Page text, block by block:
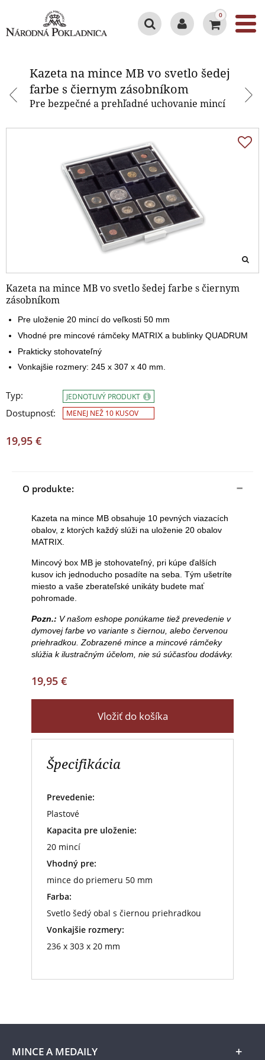
0
Kazeta na mince MB vo svetlo šedej
farbe s čiernym zásobníkom
Pre bezpečné a prehľadné uchovanie mincí
Kazeta na mince MB vo svetlo šedej farbe s čiernym
zásobníkom
Pre uloženie 20 mincí do veľkosti 50 mm
Vhodné pre mincové rámčeky MATRIX a bublinky QUADRUM
Prakticky stohovateľný
Vonkajšie rozmery: 245 x 307 x 40 mm.
Typ:
Dostupnosť:
JEDNOTLIVÝ PRODUKT
MENEJ NEŽ 10 KUSOV
19,95 €
O produkte:
Kazeta na mince MB obsahuje 10 pevných viazacích
obalov, z ktorých každý slúži na uloženie 20 obalov
MATRIX.
Mincový box MB je stohovateľný, pri kúpe ďalších
kusov ich jednoducho posadíte na seba. Tým ušetríte
miesto a vaše zberateľské unikáty budete mať
pohromade.
Pozn.: V našom eshope ponúkame tiež prevedenie v
dymovej farbe vo variante s čiernou, alebo červenou
priehradkou. Zobrazené mince a mincové rámčeky
slúžia k ilustračným účelom, nie sú súčasťou dodávky.
19,95 €
Vložiť do košíka
Špecifikácia
Prevedenie:
Plastové
Kapacita pre uloženie:
20 mincí
Vhodný pre:
mince do priemeru 50 mm
Farba:
Svetlo šedý obal s čiernou priehradkou
Vonkajšie rozmery:
236 x 303 x 20 mm
Kazeta na mince MB vo svetlo
MINCE A MEDAILY